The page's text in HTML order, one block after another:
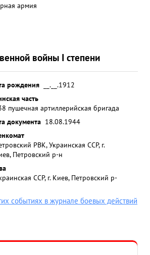
армия
войны I степени
рождения
__.__.1912
часть
пушечная артиллерийская бригада
документа 18.08.1944
РВК, Украинская ССР, г.
Петровский р-н
ССР, г. Киев, Петровский р-
событиях в журнале боевых действий